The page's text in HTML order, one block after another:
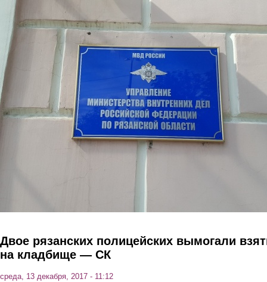
Перейти к основному содержанию
Двое рязанских полицейских вымогали
на кладбище — СК
среда, 13 декабря, 2017 - 11:12